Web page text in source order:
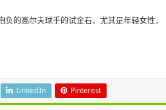
的高尔夫球手的试金石，尤其是年轻女性，
LinkedIn Pinterest